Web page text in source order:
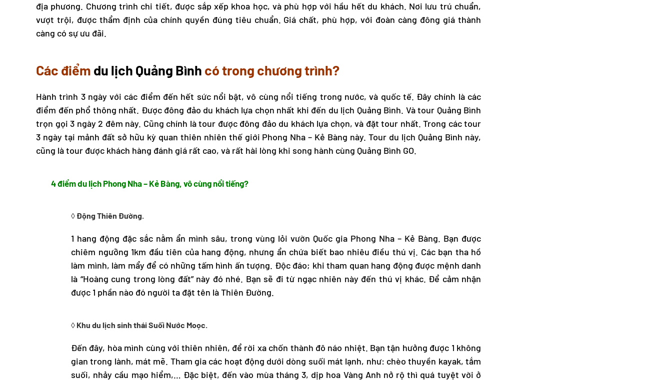
địa phương. Chương trình chi tiết, được sắp xếp khoa học, và phù hợp với hầu hết du khách. Nơi lưu trú chuẩn,
vượt trội, được thẩm định của chính quyền đúng tiêu chuẩn. Giá chất, phù hợp, với đoàn càng đông giá thành
càng có sự ưu đãi.
Các điểm du lịch Quảng Bình có trong chương trình?
Hành trình 3 ngày với các điểm đến hết sức nổi bật, vô cùng nổi tiếng trong nước, và quốc tế. Đây chính là các
điểm đến phổ thông nhất. Được đông đảo du khách lựa chọn nhất khi đến du lịch Quảng Bình. Vàtour Quảng Bình
trọn gọi 3 ngày 2 đêm này. Cũng chính là tour được đông đảo du khách lựa chọn, và đặt tour nhất. Trong các tour
3 ngày tại mảnh đất sở hữu kỳ quan thiên nhiên thế giới Phong Nha – Kẻ Bàng này.Tour du lịch Quảng Bình này,
cũng là tour được khách hàng đánh giá rất cao, và rất hài lòng khi song hành cùng Quảng Bình GO.
4 điểmdu lịch Phong Nha– Kẻ Bàng, vô cùng nổi tiếng?
◊ Động Thiên Đường.
1 hang động đặc sắc nằm ẩn mình sâu, trong vùng lỏi vườn Quốc gia Phong Nha – Kẻ Bàng. Bạn được
chiêm ngưỡng 1km đầu tiên của hang động, nhưng ẩn chứa biết bao nhiêu điều thú vị. Các bạn tha hồ
làm mình, làm mẩy để có những tấm hình ấn tượng. Độc đáo; khi tham quan hang động được mệnh danh
là “Hoàng cung trong lòng đất” này đó nhé. Bạn sẽ đi từ ngạc nhiên này đến thú vị khác. Để cảm nhận
được 1 phần nào đó người ta đặt tên là Thiên Đường.
◊ Khu du lịch sinh thái Suối Nước Moọc.
Đến đây, hòa mình cùng với thiên nhiên, để rời xa chốn thành đô náo nhiệt. Bạn tận hưởng được 1 không
gian trong lành, mát mẽ. Tham gia các hoạt động dưới dòng suối mát lạnh, như: chèo thuyền kayak, tắm
suối, nhảy cầu mạo hiểm,… Đặc biệt, đến vào mùa tháng 3, dịp hoa Vàng Anh nở rộ thì quá tuyệt vời ở